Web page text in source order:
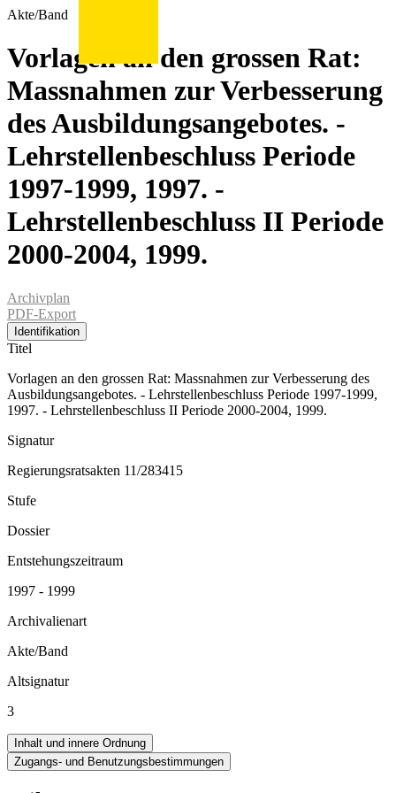
Akte/Band
Vorlagen an den grossen Rat:
Massnahmen zur Verbesserung
des Ausbildungsangebotes. -
Lehrstellenbeschluss Periode
1997-1999, 1997. -
Lehrstellenbeschluss II Periode
2000-2004, 1999.
Archivplan
PDF-Export
Identifikation
Titel
Vorlagen an den grossen Rat: Massnahmen zur Verbesserung des
Ausbildungsangebotes. - Lehrstellenbeschluss Periode 1997-1999,
1997. - Lehrstellenbeschluss II Periode 2000-2004, 1999.
Signatur
Regierungsratsakten 11/283415
Stufe
Dossier
Entstehungszeitraum
1997 - 1999
Archivalienart
Akte/Band
Altsignatur
3
Inhalt und innere Ordnung
Zugangs- und Benutzungsbestimmungen